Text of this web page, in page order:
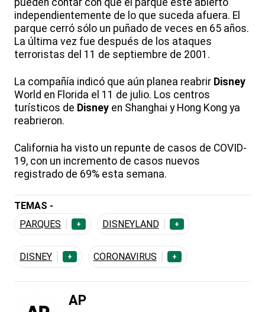
pueden contar con que el parque esté abierto
independientemente de lo que suceda afuera. El
parque cerró sólo un puñado de veces en 65 años.
La última vez fue después de los ataques
terroristas del 11 de septiembre de 2001.
La compañía indicó que aún planea reabrir Disney
World en Florida el 11 de julio. Los centros
turísticos de Disney en Shanghai y Hong Kong ya
reabrieron.
California ha visto un repunte de casos de COVID-
19, con un incremento de casos nuevos
registrado de 69% esta semana.
TEMAS -
PARQUES
+ DISNEYLAND +
DISNEY + CORONAVIRUS +
AP